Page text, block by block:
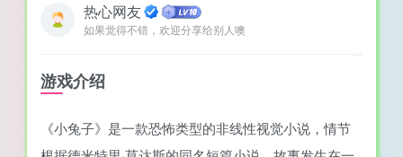
热心网友
如果觉得不错，欢迎分享给别人噢
游戏介绍
《小兔子》是一款恐怖类型的非线性视觉小说，情节